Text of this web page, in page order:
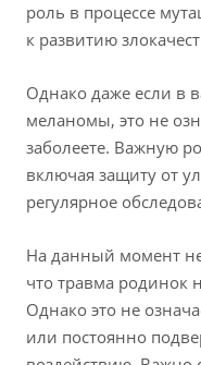
роль в процессе
к развитию
Однако даже если в
меланомы, это не
заболеете. Важную
включая защиту от
регулярное
На данный момент
что травма родинок
Однако это не
или постоянно